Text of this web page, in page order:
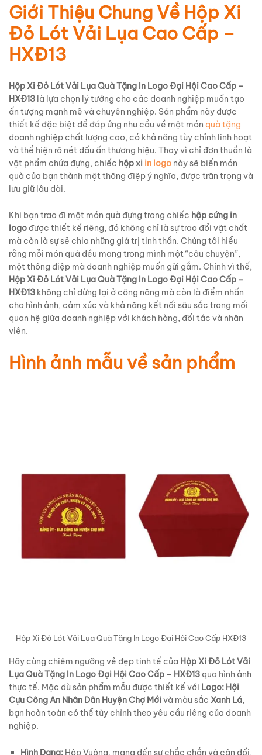
Giới Thiệu Chung Về Hộp Xi
Đỏ Lót Vải Lụa Cao Cấp –
HXĐ13
Hộp Xi Đỏ Lót Vải Lụa Quà Tặng In Logo Đại Hội Cao Cấp –
HXĐ13 là lựa chọn lý tưởng cho các doanh nghiệp muốn tạo
ấn tượng mạnh mẽ và chuyên nghiệp. Sản phẩm này được
thiết kế đặc biệt để đáp ứng nhu cầu về một món quà tặng
doanh nghiệp chất lượng cao, có khả năng tùy chỉnh linh hoạt
và thể hiện rõ nét dấu ấn thương hiệu. Thay vì chỉ đơn thuần là
vật phẩm chứa đựng, chiếc hộp xi in logo này sẽ biến món
quà của bạn thành một thông điệp ý nghĩa, được trân trọng và
lưu giữ lâu dài.
Khi bạn trao đi một món quà đựng trong chiếc hộp cứng in
logo được thiết kế riêng, đó không chỉ là sự trao đổi vật chất
mà còn là sự sẻ chia những giá trị tinh thần. Chúng tôi hiểu
rằng mỗi món quà đều mang trong mình một “câu chuyện”,
một thông điệp mà doanh nghiệp muốn gửi gắm. Chính vì thế,
Hộp Xi Đỏ Lót Vải Lụa Quà Tặng In Logo Đại Hội Cao Cấp –
HXĐ13 không chỉ dừng lại ở công năng mà còn là điểm nhấn
cho hình ảnh, cảm xúc và khả năng kết nối sâu sắc trong mối
quan hệ giữa doanh nghiệp với khách hàng, đối tác và nhân
viên.
Hình ảnh mẫu về sản phẩm
Hộp Xi Đỏ Lót Vải Lụa Quà Tặng In Logo Đại Hôi Cao Cấp HXĐ13
Hãy cùng chiêm ngưỡng vẻ đẹp tinh tế của Hộp Xi Đỏ Lót Vải
Lụa Quà Tặng In Logo Đại Hội Cao Cấp – HXĐ13 qua hình ảnh
thực tế. Mặc dù sản phẩm mẫu được thiết kế với Logo: Hội
Cựu Công An Nhân Dân Huyện Chợ Mớivà màu sắc Xanh Lá,
bạn hoàn toàn có thể tùy chỉnh theo yêu cầu riêng của doanh
nghiệp.
Hình Dạng: Hộp Vuông, mang đến sự chắc chắn và cân đối,